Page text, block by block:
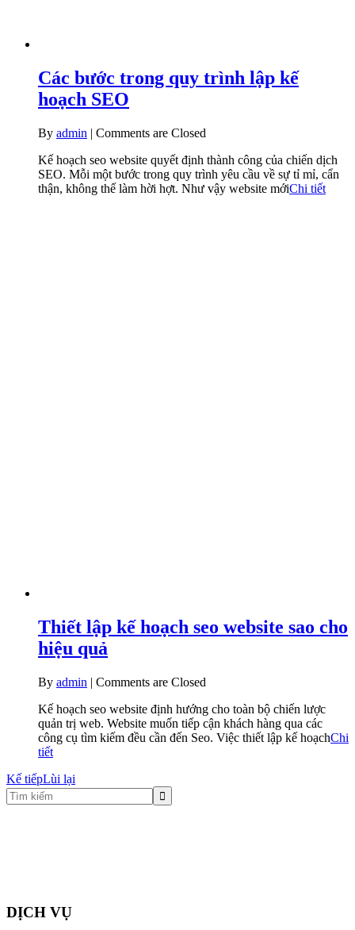
Các bước trong quy trình lập kế
hoạch SEO
By admin | Comments are Closed
Kế hoạch seo website quyết định thành công của chiến dịch
SEO. Mỗi một bước trong quy trình yêu cầu về sự tỉ mỉ, cẩn
thận, không thể làm hời hợt. Như vậy website mớiChi tiết
Thiết lập kế hoạch seo website sao cho
hiệu quả
By admin | Comments are Closed
Kế hoạch seo website định hướng cho toàn bộ chiến lược
quản trị web. Website muốn tiếp cận khách hàng qua các
công cụ tìm kiếm đều cần đến Seo. Việc thiết lập kế hoạchChi
tiết
Kế tiếpLùi lại
DỊCH VỤ